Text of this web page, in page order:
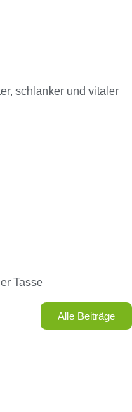
schlanker und vitaler
Tasse
Alle Beiträge